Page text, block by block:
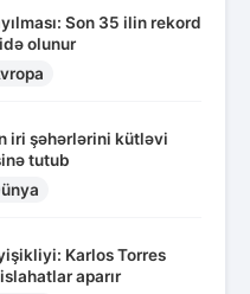
Son 35 ilin rekord
olunur
iri şəhərlərini kütləvi
tutub
Karlos Torres
aparır